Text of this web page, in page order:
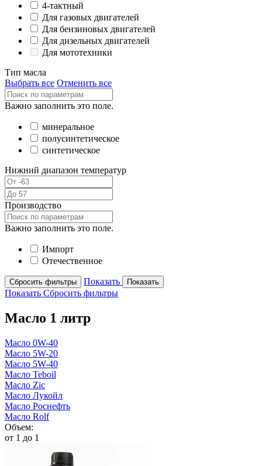
4-тактный
Для газовых двигателей
Для бензиновых двигателей
Для дизельных двигателей
Для мототехники
Тип масла
Выбрать все Отменить все
Важно заполнить это поле.
минеральное
полусинтетическое
синтетическое
Нижний диапазон температур
Производство
Важно заполнить это поле.
Импорт
Отечественное
Сбросить фильтры Показать Показать
Показать Сбросить фильтры
Масло 1 литр
Масло 0W-40
Масло 5W-20
Масло 5W-40
Масло Teboil
Масло Zic
Масло Лукойл
Масло Роснефть
Масло Rolf
Объем:
от 1 до 1